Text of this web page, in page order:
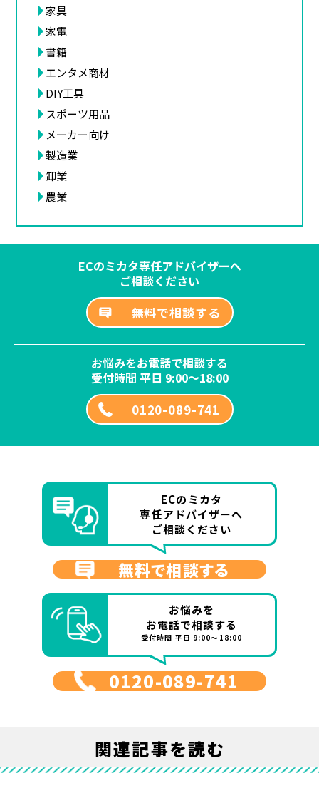
家具
家電
書籍
エンタメ商材
DIY工具
スポーツ用品
メーカー向け
製造業
卸業
農業
ECのミカタ専任アドバイザーへ
ご相談ください
無料で相談する
お悩みをお電話で相談する
受付時間 平日 9:00～18:00
0120-089-741
ECのミカタ
専任アドバイザーへ
ご相談ください
無料で相談する
お悩みを
お電話で相談する
受付時間 平日 9:00～18:00
0120-089-741
関連記事を読む